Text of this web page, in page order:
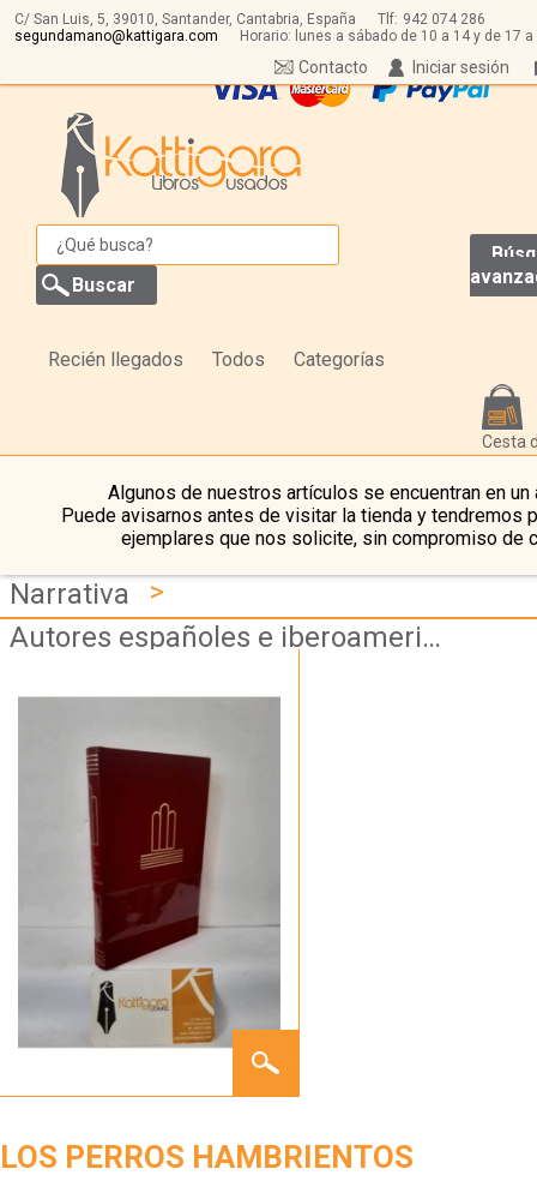
C/ San Luis, 5, 39010, Santander, Cantabria, España Tlf: 942 074 286
segundamano@kattigara.com
Horario: lunes a sábado de 10 a 14 y de 17 a
Iniciar sesión
Contacto
Recién llegados Todos Categorías
Cesta
Algunos de nuestros artículos se encuentran en un
Puede avisarnos antes de visitar la tienda y tendremos
ejemplares que nos solicite, sin compromiso de
Narrativa
>
Autores españoles e iberoamericanos
PERROS
LOS PERROS HAMBRIENTOS